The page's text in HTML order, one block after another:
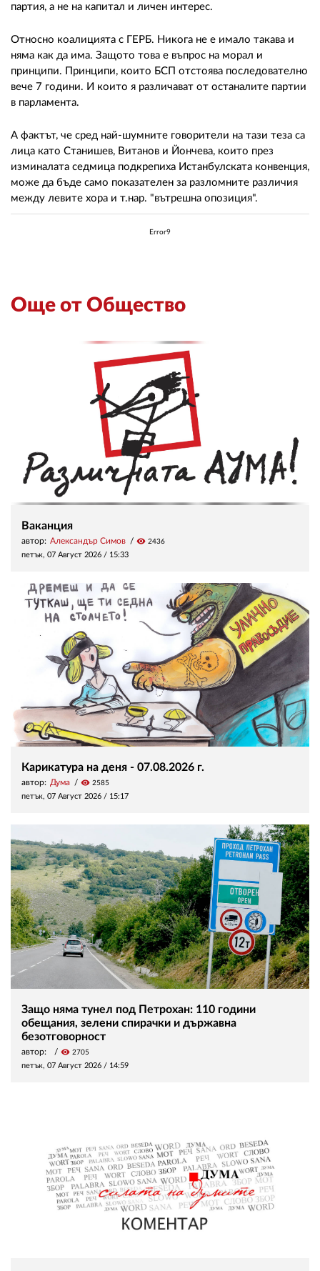
партия, а не на капитал и личен интерес.
Относно коалицията с ГЕРБ. Никога не е имало такава и
няма как да има. Защото това е въпрос на морал и
принципи. Принципи, които БСП отстоява последователно
вече 7 години. И които я различават от останалите партии
в парламента.
А фактът, че сред най-шумните говорители на тази теза са
лица като Станишев, Витанов и Йончева, които през
изминалата седмица подкрепиха Истанбулската конвенция,
може да бъде само показателен за разломните различия
между левите хора и т.нар. "вътрешна опозиция".
Error9
Още от Общество
Ваканция
автор: Александър Симов visibility 2436
петък, 07 Август 2026 / 15:33
Карикатура на деня - 07.08.2026 г.
автор: Дума visibility 2585
петък, 07 Август 2026 / 15:17
Защо няма тунел под Петрохан: 110 години
обещания, зелени спирачки и държавна
безотговорност
автор: visibility 2705
петък, 07 Август 2026 / 14:59